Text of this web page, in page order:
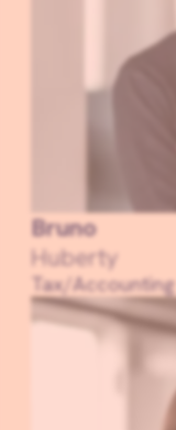
Bruno
Huberty
Tax/Accounting